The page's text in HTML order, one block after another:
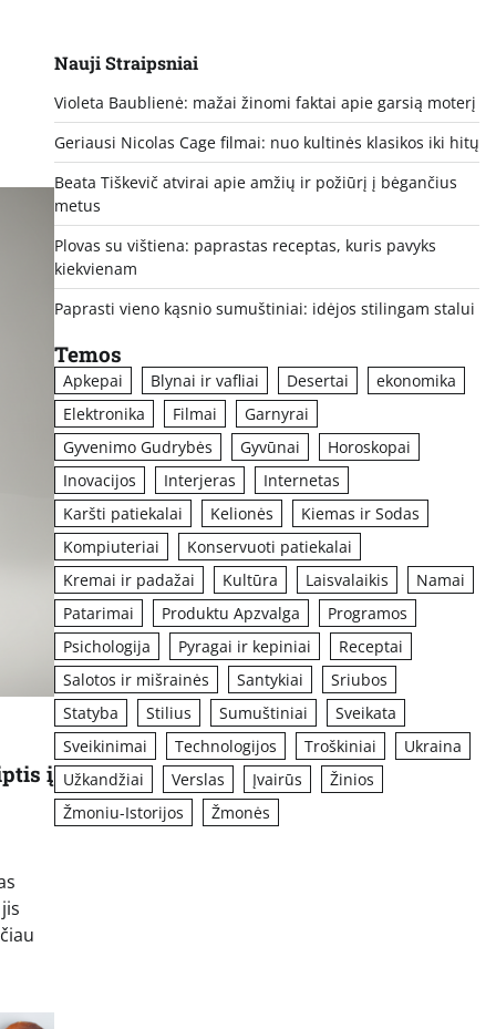
į
Nauji Straipsniai
Violeta Baublienė: mažai žinomi faktai apie garsią moterį
Geriausi Nicolas Cage filmai: nuo kultinės klasikos iki hitų
Beata Tiškevič atvirai apie amžių ir požiūrį į bėgančius
metus
Plovas su vištiena: paprastas receptas, kuris pavyks
kiekvienam
Paprasti vieno kąsnio sumuštiniai: idėjos stilingam stalui
Temos
Apkepai Blynai ir vafliai Desertai
ekonomika
Elektronika
Filmai
Garnyrai
Gyvenimo Gudrybės
Gyvūnai
Horoskopai
Inovacijos
Interjeras
Internetas
Karšti patiekalai
Kelionės
Kiemas ir Sodas
Kompiuteriai
Konservuoti patiekalai
Kremai ir padažai
Kultūra Laisvalaikis
Namai
Patarimai
Produktu Apzvalga
Programos
Psichologija
Pyragai ir kepiniai
Receptai
Salotos ir mišrainės
Santykiai
Sriubos
Statyba
Stilius Sumuštiniai
Sveikata
Sveikinimai
Technologijos Troškiniai
Ukraina
Užkandžiai
Verslas Įvairūs
Žinios
Žmoniu-Istorijos
Žmonės